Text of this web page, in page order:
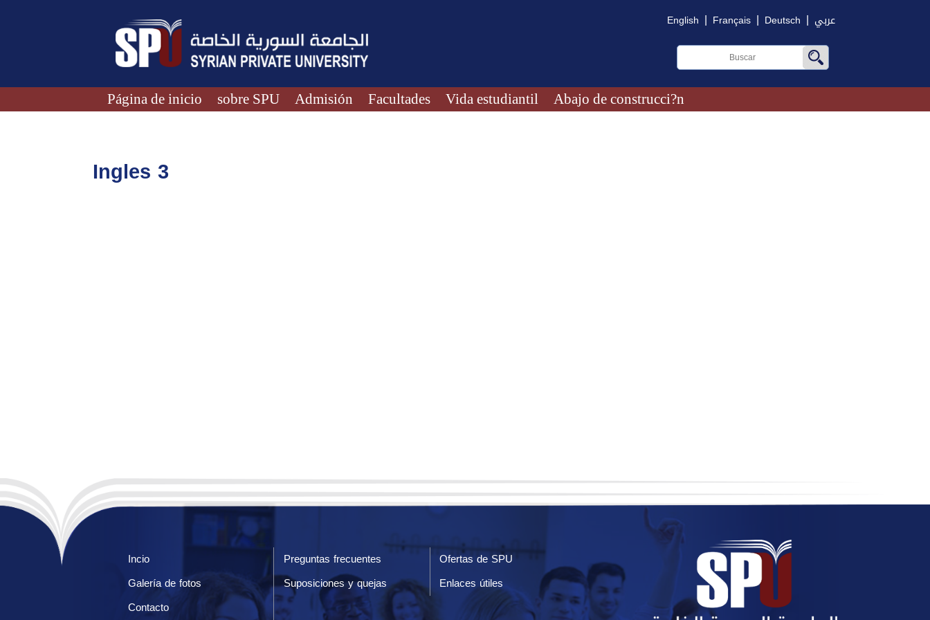
English | Français | Deutsch | عربي
Página de inicio sobre SPU Admisión Facultades Vida estudiantil Abajo de construcci?n
Ingles 3
Incio Preguntas frecuentes
Ofertas de SPU
Galería de fotos
Suposiciones y quejas
Enlaces útiles
Contacto